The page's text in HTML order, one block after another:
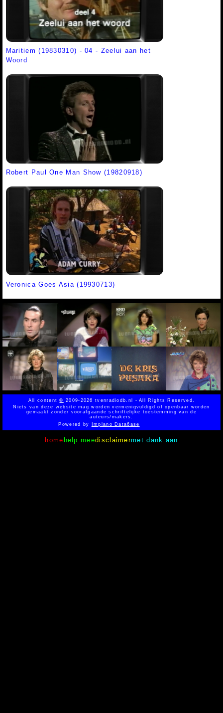
Maritiem (19830310) - 04 - Zeelui aan het
Woord
Robert Paul One Man Show (19820918)
Veronica Goes Asia (19930713)
All content© 2009-2026 tvenradiodb.nl - All Rights Reserved.
Niets van deze website mag worden vermenigvuldigd of openbaar worden
gemaakt zonder voorafgaande schriftelijke toestemming van de
auteurs/makers.
Powered by Implano Data6ase
home help meedisclaimermet dank aan